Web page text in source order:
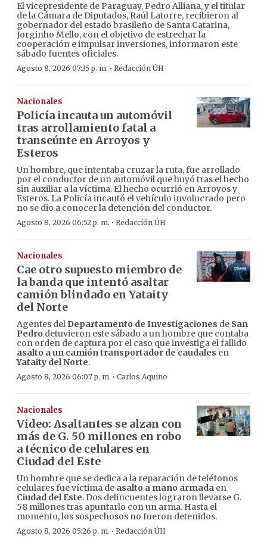
El vicepresidente de Paraguay, Pedro Alliana, y el titular
de la Cámara de Diputados, Raúl Latorre, recibieron al
gobernador del estado brasileño de Santa Catarina,
Jorginho Mello, con el objetivo de estrechar la
cooperación e impulsar inversiones, informaron este
sábado fuentes oficiales.
Agosto 8, 2026 07:35 p. m. · Redacción ÚH
Nacionales
Policía incauta un automóvil
tras arrollamiento fatal a
transeúnte en Arroyos y
Esteros
Un hombre, que intentaba cruzar la ruta, fue arrollado
por el conductor de un automóvil que huyó tras el hecho
sin auxiliar a la víctima. El hecho ocurrió en Arroyos y
Esteros. La Policía incautó el vehículo involucrado pero
no se dio a conocer la detención del conductor.
Agosto 8, 2026 06:52 p. m. · Redacción ÚH
Nacionales
Cae otro supuesto miembro de
la banda que intentó asaltar
camión blindado en Yataity
del Norte
Agentes del Departamento de Investigaciones de San
Pedro detuvieron este sábado a un hombre que contaba
con orden de captura por el caso que investiga el fallido
asalto a un camión transportador de caudales en
Yataity del Norte.
Agosto 8, 2026 06:07 p. m. · Carlos Aquino
Nacionales
Video: Asaltantes se alzan con
más de G. 50 millones en robo
a técnico de celulares en
Ciudad del Este
Un hombre que se dedica a la reparación de teléfonos
celulares fue víctima de asalto a mano armada en
Ciudad del Este. Dos delincuentes lograron llevarse G.
58 millones tras apuntarlo con un arma. Hasta el
momento, los sospechosos no fueron detenidos.
Agosto 8, 2026 05:26 p. m. · Redacción ÚH